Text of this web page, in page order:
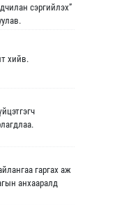
сэргийлэх”
хийв.
гаргах аж
анхааралд